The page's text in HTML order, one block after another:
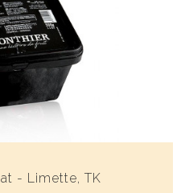
- Limette, TK